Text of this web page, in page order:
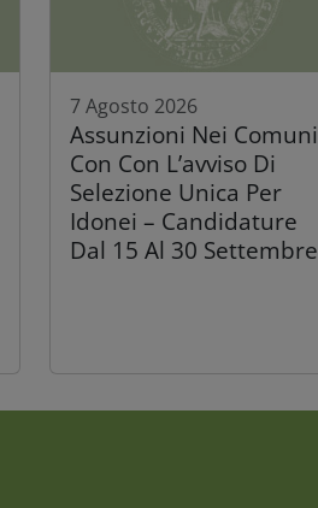
7 Agosto 2026
Assunzioni Nei Comuni
Con Con L’avviso Di
Selezione Unica Per
Idonei – Candidature
Dal 15 Al 30 Settembre